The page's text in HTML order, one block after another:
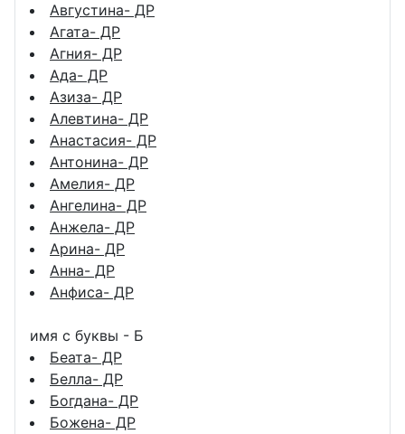
Августина- ДР
Агата- ДР
Агния- ДР
Ада- ДР
Азиза- ДР
Алевтина- ДР
Анастасия- ДР
Антонина- ДР
Амелия- ДР
Ангелина- ДР
Анжела- ДР
Арина- ДР
Анна- ДР
Анфиса- ДР
имя с буквы - Б
Беата- ДР
Белла- ДР
Богдана- ДР
Божена- ДР